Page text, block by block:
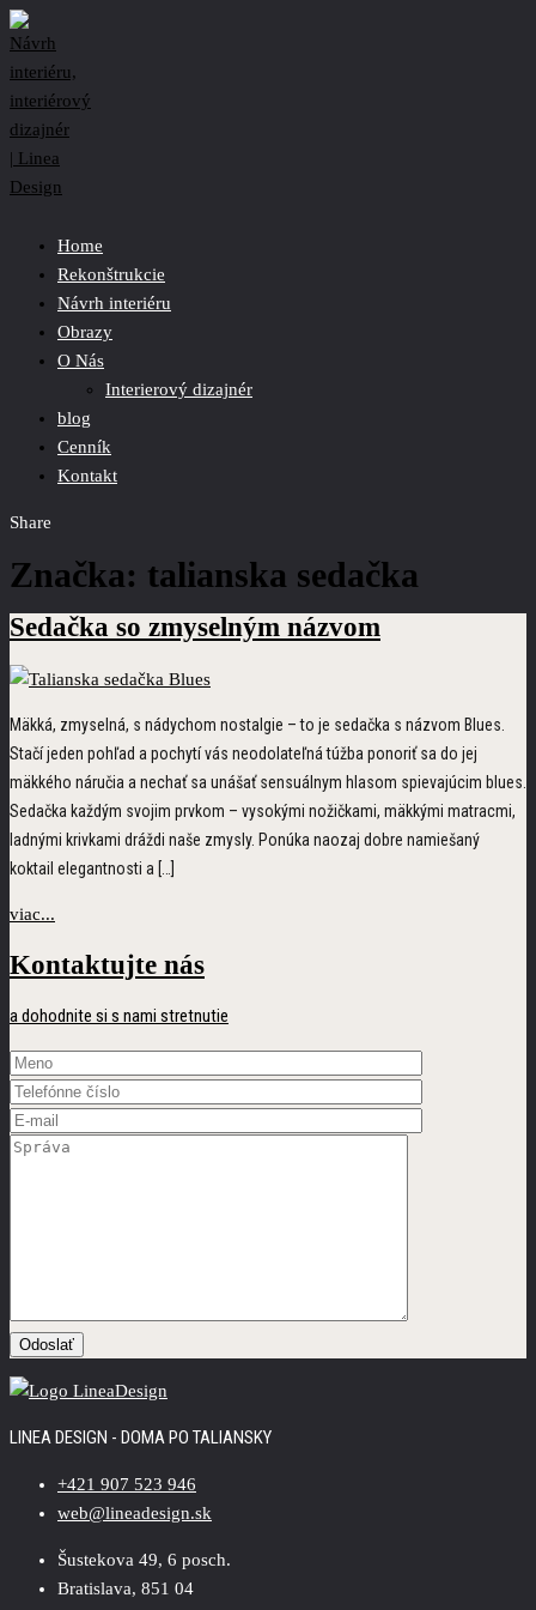
Home
Rekonštrukcie
Návrh interiéru
Obrazy
O Nás
Interierový dizajnér
blog
Cenník
Kontakt
Share
Značka: talianska sedačka
Sedačka so zmyselným názvom
Mäkká, zmyselná, s nádychom nostalgie – to je sedačka s názvom Blues.
Stačí jeden pohľad a pochytí vás neodolateľná túžba ponoriť sa do jej
mäkkého náručia a nechať sa unášať sensuálnym hlasom spievajúcim blues.
Sedačka každým svojim prvkom – vysokými nožičkami, mäkkými matracmi,
ladnými krivkami dráždi naše zmysly. Ponúka naozaj dobre namiešaný
koktail elegantnosti a […]
viac...
Kontaktujte nás
a dohodnite si s nami stretnutie
LINEA DESIGN - DOMA PO TALIANSKY
+421 907 523 946
web@lineadesign.sk
Šustekova 49, 6 posch.
Bratislava, 851 04